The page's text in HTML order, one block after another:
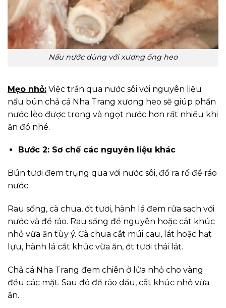
Nấu nước dùng với xương ống heo
Mẹo nhỏ: Việc trần qua nước sôi với nguyên liệu
nấu bún chả cá Nha Trang xương heo sẽ giúp phần
nước lèo được trong và ngọt nước hơn rất nhiều khi
ăn đó nhé.
Bước 2: Sơ chế các nguyên liệu khác
Bún tươi đem trụng qua với nước sôi, đổ ra rổ để ráo
nước
Rau sống, cà chua, ớt tươi, hành lá đem rửa sạch với
nước và để ráo. Rau sống để nguyên hoặc cắt khúc
nhỏ vừa ăn tùy ý. Cà chua cắt múi cau, lát hoặc hạt
lựu, hành lá cắt khúc vừa ăn, ớt tươi thái lát.
Chả cá Nha Trang đem chiên ở lửa nhỏ cho vàng
đều các mặt. Sau đó để ráo dầu, cắt khúc nhỏ vừa
ăn.